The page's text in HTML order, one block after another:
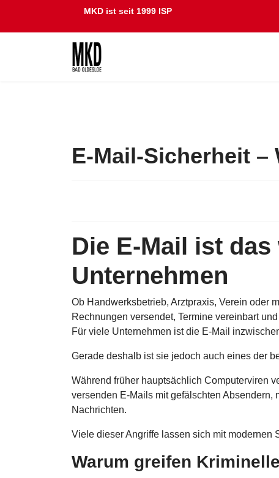
MKD ist seit 1999 ISP
E-Mail-Sicherheit
Die E-Mail ist
Unternehmen
Ob Handwerksbetrieb, Arztpraxis, Verein oder
Rechnungen versendet, Termine vereinbart
Für viele Unternehmen ist die E-Mail
Gerade deshalb ist sie jedoch auch eines der
Während früher hauptsächlich Computerviren
versenden E-Mails mit gefälschten
Nachrichten.
Viele dieser Angriffe lassen sich mit modernen
Warum greifen